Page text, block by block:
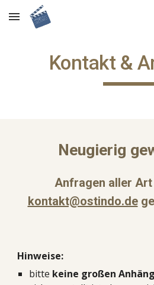
Skip to main content
Kontakt &
Neugierig
Anfragen aller Art
kontakt@ostindo.de
Hinweise:
bitte keine großen